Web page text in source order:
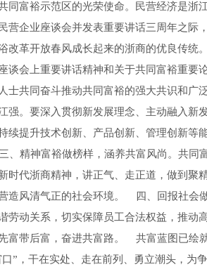
同富裕示范区的光荣使命。民营经济是
营企业座谈会并发表重要讲话三周年之
改革开放春风成长起来的浙商的优良传
谈会上重要讲话精神和关于共同富裕重
士共同奋斗推动共同富裕的强大共识和
强。要深入贯彻新发展理念、主动融入新
续提升技术创新、产品创新、管理创新
精神富裕做榜样，涵养共富风尚。共同
时代浙商精神，讲正气、走正道，做到
造风清气正的社会环境。 四、回报社会
劳动关系，切实保障员工合法权益，推
富带后富，奋进共富路。 共富蓝图已绘
”，干在实处、走在前列、勇立潮头，